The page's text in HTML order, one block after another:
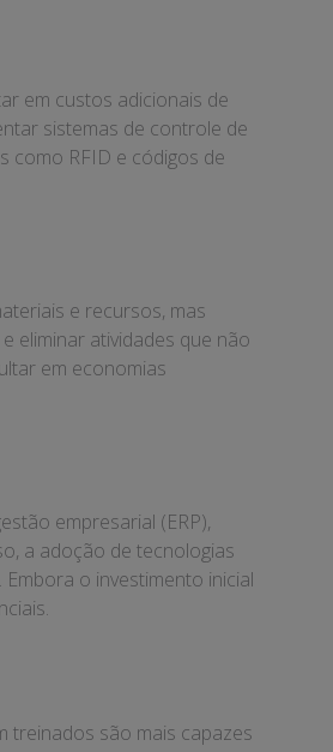
em custos adicionais de
sistemas de controle de
como RFID e códigos de
e recursos, mas
eliminar atividades que não
em economias
empresarial (ERP),
a adoção de tecnologias
o investimento inicial
treinados são mais capazes